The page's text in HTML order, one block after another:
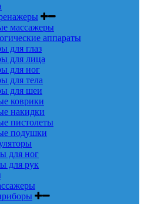
массажеры
аппараты
для глаз
для лица
для ног
для тела
для шеи
коврики
накидки
пистолеты
подушки
для ног
для рук